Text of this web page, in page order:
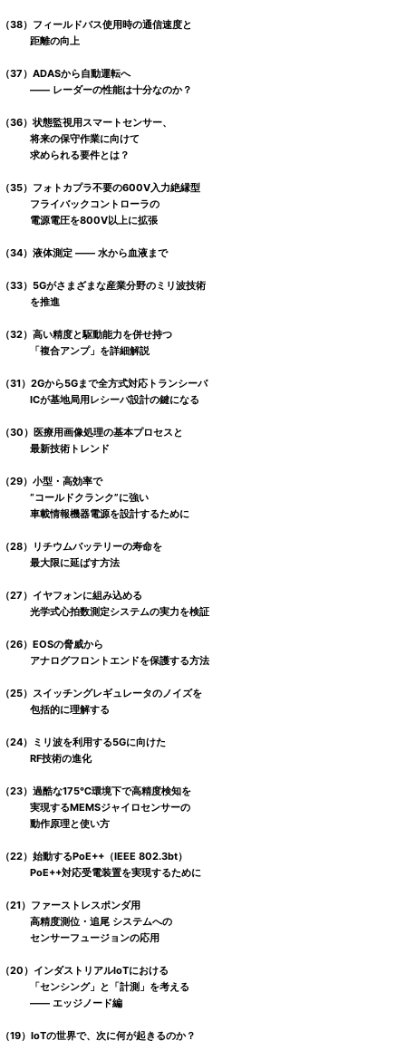
（38）フィールドバス使用時の通信速度と
距離の向上
（37）ADASから自動運転へ
―― レーダーの性能は十分なのか？
（36）状態監視用スマートセンサー、
将来の保守作業に向けて
求められる要件とは？
（35）フォトカプラ不要の600V入力絶縁型
フライバックコントローラの
電源電圧を800V以上に拡張
（34）液体測定 ―― 水から血液まで
（33）5Gがさまざまな産業分野のミリ波技術
を推進
（32）高い精度と駆動能力を併せ持つ
「複合アンプ」を詳細解説
（31）2Gから5Gまで全方式対応トランシーバ
ICが基地局用レシーバ設計の鍵になる
（30）医療用画像処理の基本プロセスと
最新技術トレンド
（29）小型・高効率で
“コールドクランク”に強い
車載情報機器電源を設計するために
（28）リチウムバッテリーの寿命を
最大限に延ばす方法
（27）イヤフォンに組み込める
光学式心拍数測定システムの実力を検証
（26）EOSの脅威から
アナログフロントエンドを保護する方法
（25）スイッチングレギュレータのノイズを
包括的に理解する
（24）ミリ波を利用する5Gに向けた
RF技術の進化
（23）過酷な175℃環境下で高精度検知を
実現するMEMSジャイロセンサーの
動作原理と使い方
（22）始動するPoE++（IEEE 802.3bt）
PoE++対応受電装置を実現するために
（21）ファーストレスポンダ用
高精度測位・追尾 システムへの
センサーフュージョンの応用
（20）インダストリアルIoTにおける
「センシング」と「計測」を考える
―― エッジノード編
（19）IoTの世界で、次に何が起きるのか？